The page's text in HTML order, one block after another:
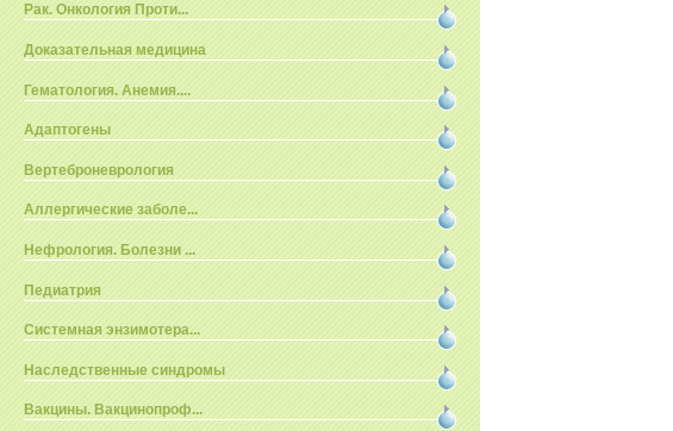
Рак. Онкология Проти...
Доказательная медицина
Гематология. Анемия....
Адаптогены
Вертеброневрология
Аллергические заболе...
Нефрология. Болезни ...
Педиатрия
Системная энзимотера...
Наследственные синдромы
Вакцины. Вакцинопроф...